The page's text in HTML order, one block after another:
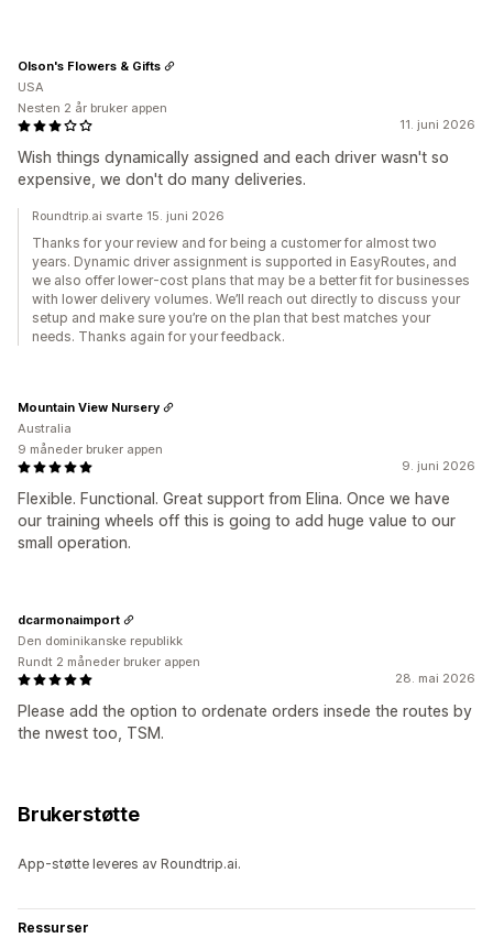
11. juni 2026
Wish things dynamically assigned and each driver wasn't so
expensive, we don't do many deliveries.
Olson's Flowers & Gifts
USA
Nesten 2 år bruker appen
Roundtrip.ai svarte 15. juni 2026
Thanks for your review and for being a customer for almost two
years. Dynamic driver assignment is supported in EasyRoutes, and
we also offer lower-cost plans that may be a better fit for businesses
with lower delivery volumes. We’ll reach out directly to discuss your
setup and make sure you’re on the plan that best matches your
needs. Thanks again for your feedback.
9. juni 2026
Flexible. Functional. Great support from Elina. Once we have
our training wheels off this is going to add huge value to our
small operation.
Mountain View Nursery
Australia
9 måneder bruker appen
28. mai 2026
Please add the option to ordenate orders insede the routes by
the nwest too, TSM.
dcarmonaimport
Den dominikanske republikk
Rundt 2 måneder bruker appen
Brukerstøtte
App-støtte leveres av Roundtrip.ai.
Ressurser